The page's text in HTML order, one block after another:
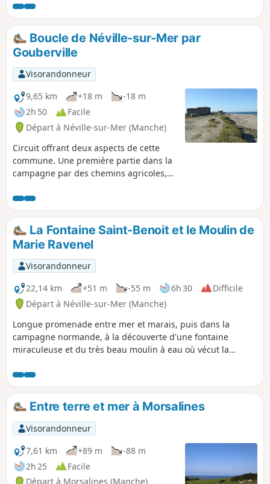
et la Plage de la Mondrée. Le retour par
les hauteurs de Fermanville offre de
magnifiques points de vue sur le cap,
l'Anse du Brick et même le port de
Cherbourg.
Boucle de Néville-sur-Mer par
Gouberville
Visorandonneur
9,65 km
+18 m
-18 m
2h 50
Facile
Départ à Néville-sur-Mer (Manche)
Circuit offrant deux aspects de cette
commune. Une première partie dans la
campagne par des chemins agricoles,
par le Manoir d’Imbranville et l’église de
Gouberville. Une seconde partie en bord
de mer où de nombreux blockhaus
ponctuent le sentier côtier.
La Fontaine Saint-Benoit et le Moulin de
Marie Ravenel
Visorandonneur
22,14 km
+51 m -55 m 6h 30
Difficile
Départ à Néville-sur-Mer (Manche)
Longue promenade entre mer et marais, puis dans la
campagne normande, à la découverte d'une fontaine
miraculeuse et du très beau moulin à eau où vécut la
Entre terre et mer à Morsalines
Visorandonneur
7,61 km
+89 m
-88 m
2h 25
Facile
Départ à Morsalines (Manche)